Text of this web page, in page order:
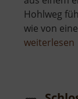
Hohlweg
wie von
weiterlesen